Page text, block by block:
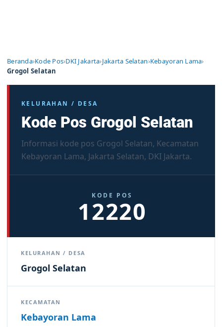
Beranda›Kode Pos›DKI Jakarta›Jakarta Selatan›Kebayoran Lama›
Grogol Selatan
KELURAHAN / DESA
Kode Pos Grogol Selatan
Informasi kode pos Grogol Selatan, Kecamatan
Kebayoran Lama, Jakarta Selatan, DKI Jakarta.
KODE POS
12220
KELURAHAN / DESA
Grogol Selatan
KECAMATAN
Kebayoran Lama